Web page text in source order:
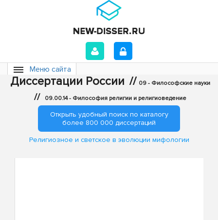
Меню сайта
Диссертации России // 09 - Философские науки
// 09.00.14 - Философия религии и религиоведение
Открыть удобный поиск по каталогу
более 800 000 диссертаций
Религиозное и светское в эволюции мифологии